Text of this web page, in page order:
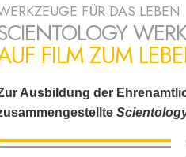
FÜR DAS LEBEN
FILM ZUM
Ausbildung der